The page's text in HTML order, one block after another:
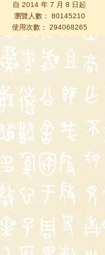
自 2014 年 7 月 8 日起
瀏覽人數： 80145210
使用次數： 294068265